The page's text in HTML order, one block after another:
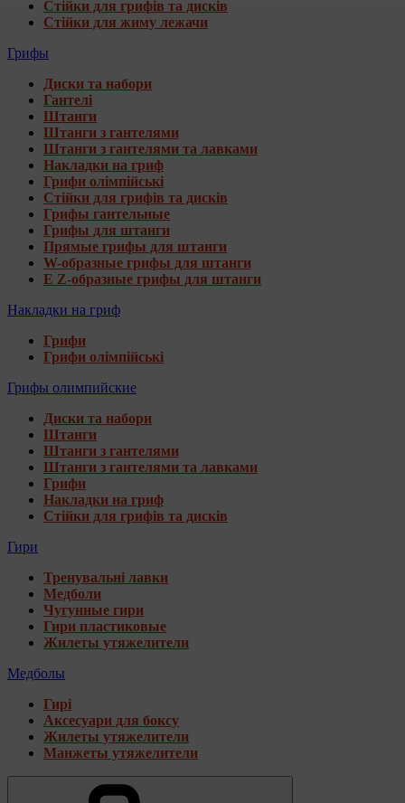
Стійки для грифів та дисків
Стійки для жиму лежачи
Грифы
Диски та набори
Гантелі
Штанги
Штанги з гантелями
Штанги з гантелями та лавками
Накладки на гриф
Грифи олімпійські
Стійки для грифів та дисків
Грифы гантельные
Грифы для штанги
Прямые грифы для штанги
W-образные грифы для штанги
E Z-образные грифы для штанги
Накладки на гриф
Грифи
Грифи олімпійські
Грифы олимпийские
Диски та набори
Штанги
Штанги з гантелями
Штанги з гантелями та лавками
Грифи
Накладки на гриф
Стійки для грифів та дисків
Гири
Тренувальні лавки
Медболи
Чугунные гири
Гири пластиковые
Жилеты утяжелители
Медболы
Гирі
Аксесуари для боксу
Жилеты утяжелители
Манжеты утяжелители